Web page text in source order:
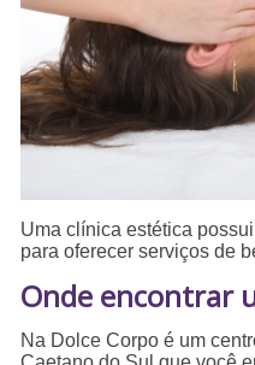
Uma clínica estética
para oferecer serviços de
Onde encontrar
Na Dolce Corpo é um